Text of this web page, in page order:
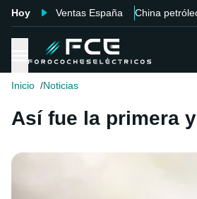
Hoy Ventas España China
Inicio Noticias
Así fue la primera